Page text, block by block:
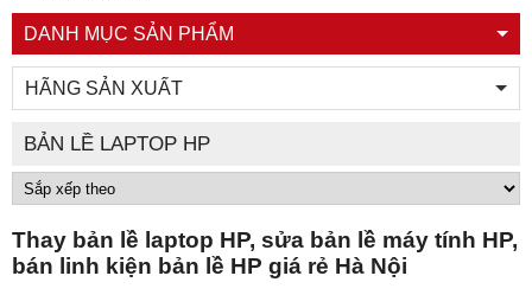
DANH MỤC SẢN PHẨM
HÃNG SẢN XUẤT
BẢN LỀ LAPTOP HP
Thay bản lề laptop HP, sửa bản lề máy tính HP,
bán linh kiện bản lề HP giá rẻ Hà Nội